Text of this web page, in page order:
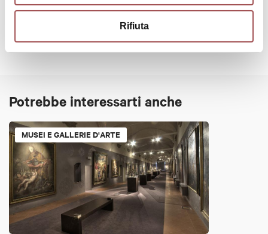
Rifiuta
Potrebbe interessarti anche
MUSEI E GALLERIE D'ARTE